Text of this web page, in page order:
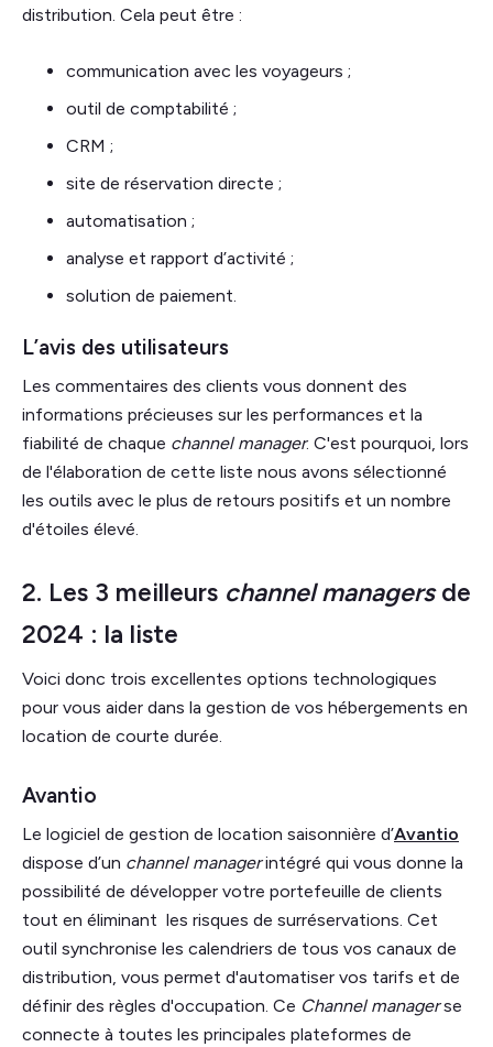
distribution. Cela peut être :
communication avec les voyageurs ;
outil de comptabilité ;
CRM ;
site de réservation directe ;
automatisation ;
analyse et rapport d’activité ;
solution de paiement.
L’avis des utilisateurs
Les commentaires des clients vous donnent des
informations précieuses sur les performances et la
fiabilité de chaque channel manager. C'est pourquoi, lors
de l'élaboration de cette liste nous avons sélectionné
les outils avec le plus de retours positifs et un nombre
d'étoiles élevé.
2. Les 3 meilleurs channel managersde
2024 : la liste
Voici donc trois excellentes options technologiques
pour vous aider dans la gestion de vos hébergements en
location de courte durée.
Avantio
Le logiciel de gestion de location saisonnière d’Avantio
dispose d’un channel managerintégré qui vous donne la
possibilité de développer votre portefeuille de clients
tout en éliminant les risques de surréservations. Cet
outil synchronise les calendriers de tous vos canaux de
distribution, vous permet d'automatiser vos tarifs et de
définir des règles d'occupation. Ce Channel managerse
connecte à toutes les principales plateformes de